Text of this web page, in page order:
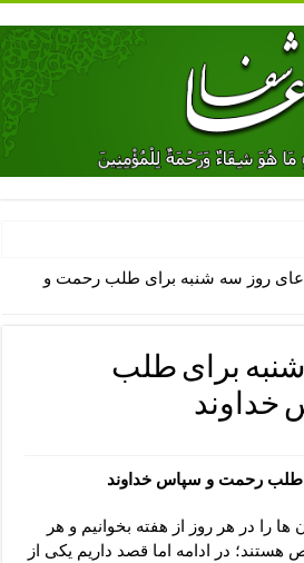
– دعای جلب محبت شوهر
– ذکرهای روزی‌ بخش
– دعای یا من اظهر الجمیل برای
آن ها – ذکر مخصوص مستجاب الدعوه
– دعای ترس و بی خوابی کودکان
چشم زخم – دعای چشم زخم ماشاالله
روز سه شنبه برای طلب رحمت و
برای طلب
خداوند
طلب رحمت و سپاس خداوند
ها را در هر روز از هفته بخوانیم و هر
در ادامه اما قصد داریم یکی از